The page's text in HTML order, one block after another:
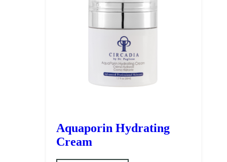
Aquaporin Hydrating
Cream